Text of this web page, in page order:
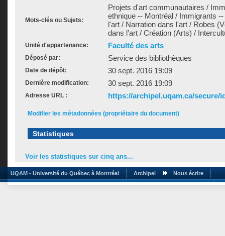
Mots-clés ou Sujets:
Projets d'art communautaires /
ethnique -- Montréal / Immigrants
l'art / Narration dans l'art / Robes
dans l'art / Création (Arts) /
Unité d'appartenance: Faculté des arts
Déposé par: Service des bibliothèques
Date de dépôt: 30 sept. 2016 19:09
Dernière modification: 30 sept. 2016 19:09
Adresse URL : https://archipel.uqam.ca/secure/
Modifier les métadonnées (propriétaire du document)
Statistiques
Voir les statistiques sur cinq ans...
UQAM - Université du Québec à Montréal Archipel Nous écrire